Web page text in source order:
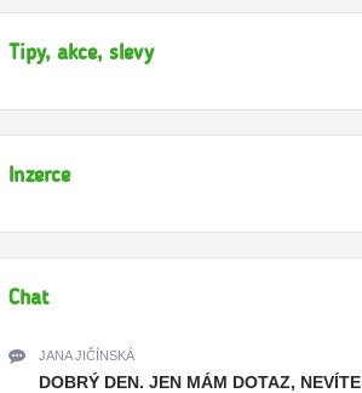
Tipy, akce, slevy
Inzerce
Chat
JANA JIČÍNSKÁ
DOBRÝ DEN. JEN MÁM DOTAZ, NEVÍTE